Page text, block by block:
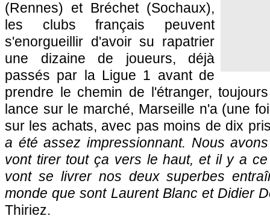
(Rennes) et Bréchet (Sochaux),
les clubs français peuvent
s'enorgueillir d'avoir su rapatrier
une dizaine de joueurs, déjà
passés par la Ligue 1 avant de
prendre le chemin de l'étranger,
lance sur le marché, Marseille n'a (une
sur les achats, avec pas moins de dix
a été assez impressionnant. Nous
vont tirer tout ça vers le haut, et il y a
vont se livrer nos deux superbes
monde que sont Laurent Blanc et Didier
Thiriez.